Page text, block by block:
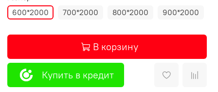
600*2000 700*2000 800*2000 900*2000
В корзину
Купить в кредит